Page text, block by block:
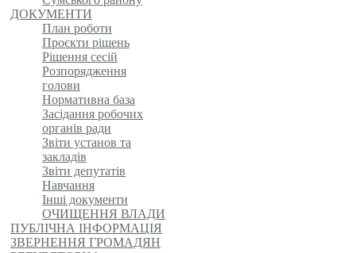
ДОКУМЕНТИ
План роботи
Проєкти рішень
Рішення сесій
Розпорядження
голови
Нормативна база
Засідання робочих
органів ради
Звіти установ та
закладів
Звіти депутатів
Навчання
Інші документи
ОЧИЩЕННЯ ВЛАДИ
ПУБЛІЧНА ІНФОРМАЦІЯ
ЗВЕРНЕННЯ ГРОМАДЯН